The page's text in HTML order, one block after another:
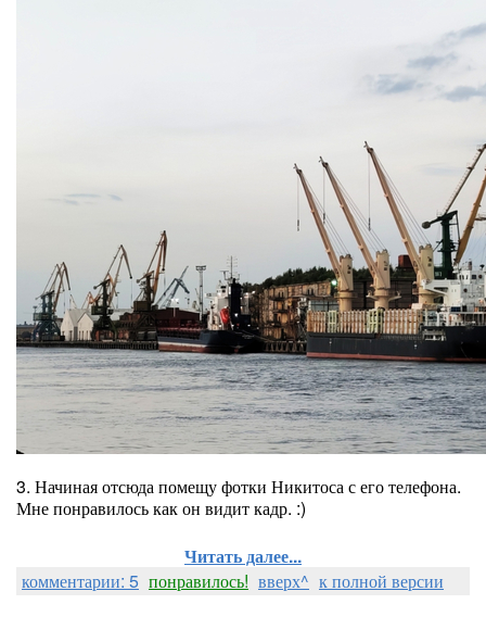
3. Начиная отсюда помещу фотки Никитоса с его телефона.
Мне понравилось как он видит кадр. :)
Читать далее...
комментарии: 5 понравилось! вверх^ к полной версии